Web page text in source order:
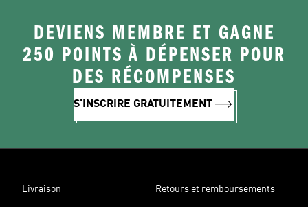
DEVIENS MEMBRE ET GAGNE
250 POINTS À DÉPENSER POUR
DES RÉCOMPENSES
S'INSCRIRE GRATUITEMENT
Livraison Retours et remboursements